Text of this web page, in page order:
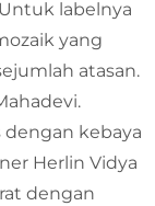
labelnya
yang
atasan.
kebaya
Herlin Vidya
dengan